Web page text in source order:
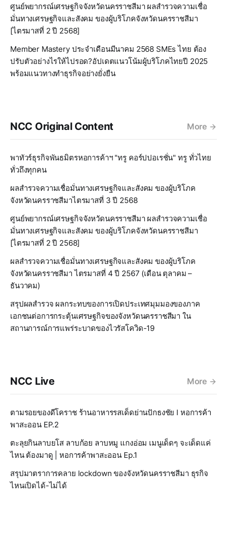
ศูนย์พยากรณ์เศรษฐกิจจังหวัดนครราชสีมา ผลสำรวจความเชื่อ
มั่นทางเศรษฐกิจและสังคม ของผู้บริโภคจังหวัดนครราชสีมา
[ไตรมาสที่ 2 ปี 2568]
Member Mastery ประจำเดือนมีนาคม 2568 SMEs ไทย ต้อง
ปรับตัวอย่างไรให้ไปรอด?อัปเดตแนวโน้มผู้บริโภคไทยปี 2025
พร้อมแนวทางทำธุรกิจอย่างยั่งยืน
NCC Original Content More
พาทัวร์ธุรกิจพันธมิตรหอการค้าฯ "ทรู คอร์ปปอเรชั่น" ทรู ทั่วไทย
ทั่วถึงทุกคน
ผลสำรวจความเชื่อมั่นทางเศรษฐกิจและสังคม ของผู้บริโภค
จังหวัดนครราชสีมาไตรมาสที่ 3 ปี 2568
ศูนย์พยากรณ์เศรษฐกิจจังหวัดนครราชสีมา ผลสำรวจความเชื่อ
มั่นทางเศรษฐกิจและสังคม ของผู้บริโภคจังหวัดนครราชสีมา
[ไตรมาสที่ 2 ปี 2568]
ผลสำรวจความเชื่อมั่นทางเศรษฐกิจและสังคม ของผู้บริโภค
จังหวัดนครราชสีมา ไตรมาสที่ 4 ปี 2567 (เดือน ตุลาคม –
ธันวาคม)
สรุปผลสำรวจ ผลกระทบของการเปิดประเทศมุมมองของภาค
เอกชนต่อการกระตุ้นเศรษฐกิจของจังหวัดนครราชสีมา ใน
สถานการณ์การแพร่ระบาดของไวรัสโควิด-19
NCC Live More
ตามรอยของดีโคราช ร้านอาหารรสเด็ดย่านปักธงชัย I หอการค้า
พาสะออน EP.2
ตะลุยกินลาบยโส ลาบก้อย ลาบหมู แกงอ่อม เมนูเด็ดๆ จะเด็ดแค่
ไหน ต้องมาดู | หอการค้าพาสะออน Ep.1
สรุปมาตราการคลาย lockdown ของจังหวัดนครราชสีมา ธุรกิจ
ไหนเปิดได้-ไม่ได้